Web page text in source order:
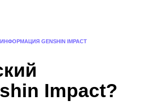
GENSHIN IMPACT
Impact?